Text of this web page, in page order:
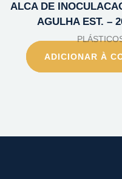
ALCA DE
AGULHA EST. –
ADICIONAR À